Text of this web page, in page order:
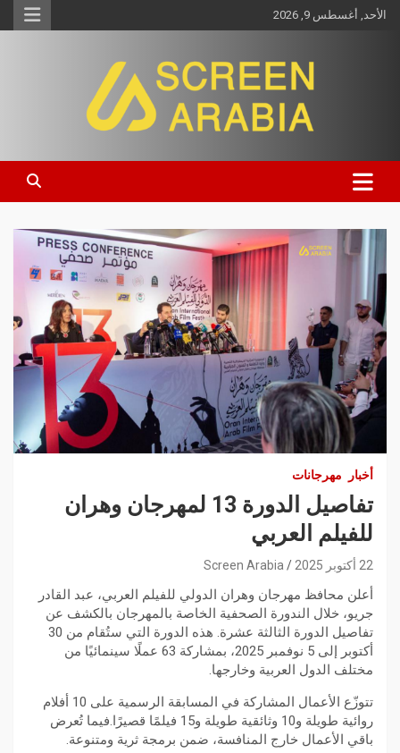
الأحد, أغسطس 9, 2026
Screen Arabia
أخبار مهرجانات
تفاصيل الدورة 13 لمهرجان وهران
للفيلم العربي
22 أكتوبر 2025 Screen Arabia
أعلن محافظ مهرجان وهران الدولي للفيلم العربي، عبد القادر
جريو، خلال الندورة الصحفية الخاصة بالمهرجان بالكشف عن
تفاصيل الدورة الثالثة عشرة. هذه الدورة التي ستُقام من 30
أكتوبر إلى 5 نوفمبر 2025، بمشاركة 63 عملًا سينمائيًا من
مختلف الدول العربية وخارجها.
تتوزّع الأعمال المشاركة في المسابقة الرسمية على 10 أفلام
روائية طويلة و10 وثائقية طويلة و15 فيلمًا قصيرًا.فيما تُعرض
باقي الأعمال خارج المنافسة، ضمن برمجة ثرية ومتنوعة.